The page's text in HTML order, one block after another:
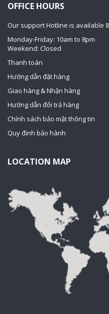
OFFICE HOURS
Our support Hotline is available
Monday-Friday: 10am to 8pm
Weekend: Closed
Thanh toán
Hướng dẫn đặt hàng
Giao hàng & Nhận hàng
Hướng dẫn đổi trả hàng
Chính sách bảo mật thông tin
Quy định bảo hành
LOCATION MAP